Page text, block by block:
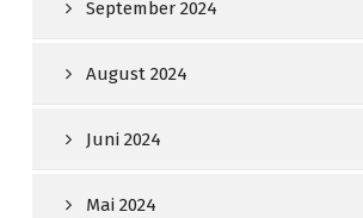
September 2024
August 2024
Juni 2024
Mai 2024